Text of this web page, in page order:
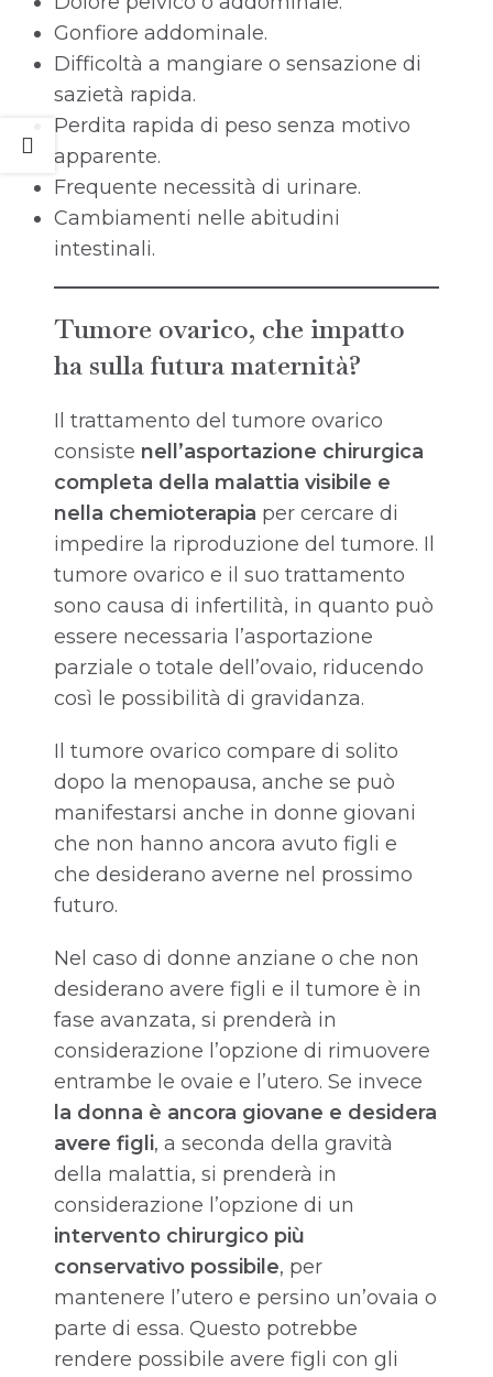
Gonfiore addominale.
Difficoltà a mangiare o sensazione di
sazietà rapida.
Perdita rapida di peso senza motivo
apparente.
Frequente necessità di urinare.
Cambiamenti nelle abitudini
intestinali.
Tumore ovarico, che impatto
ha sulla futura maternità?
Il trattamento del tumore ovarico
consiste nell’asportazione chirurgica
completa della malattia visibile e
nella chemioterapia per cercare di
impedire la riproduzione del tumore. Il
tumore ovarico e il suo trattamento
sono causa di infertilità, in quanto può
essere necessaria l’asportazione
parziale o totale dell’ovaio, riducendo
così le possibilità di gravidanza.
Il tumore ovarico compare di solito
dopo la menopausa, anche se può
manifestarsi anche in donne giovani
che non hanno ancora avuto figli e
che desiderano averne nel prossimo
futuro.
Nel caso di donne anziane o che non
desiderano avere figli e il tumore è in
fase avanzata, si prenderà in
considerazione l’opzione di rimuovere
entrambe le ovaie e l’utero. Se invece
la donna è ancora giovane e desidera
avere figli, a seconda della gravità
della malattia, si prenderà in
considerazione l’opzione di un
intervento chirurgico più
conservativo possibile, per
mantenere l’utero e persino un’ovaia o
parte di essa. Questo potrebbe
rendere possibile avere figli con gli